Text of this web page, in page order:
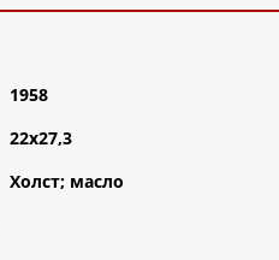
1958
22х27,3
Холст; масло